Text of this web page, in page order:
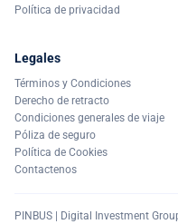
Política de privacidad
Legales
Términos y Condiciones
Derecho de retracto
Condiciones generales de viaje
Póliza de seguro
Política de Cookies
Contactenos
PINBUS | Digital Investment